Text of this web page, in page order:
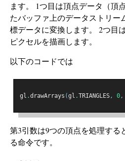
ます。 1つ目は頂点データ（頂
たバッファ上のデータストリー
標データに変換します。 2つ目
ピクセルを描画します。
以下のコードでは
gl .drawArrays (gl .TRIANGLES, 0,
第3引数は9つの頂点を処理する
る命令です。